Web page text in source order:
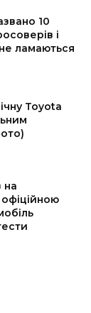
10
і
ламаються
Toyota
на